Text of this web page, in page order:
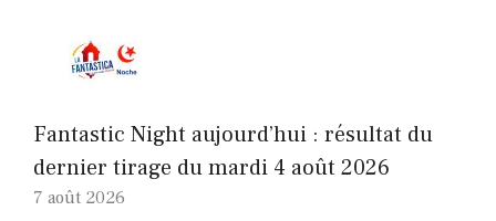
Fantastic Night aujourd’hui : résultat du
dernier tirage du mardi 4 août 2026
7 août 2026